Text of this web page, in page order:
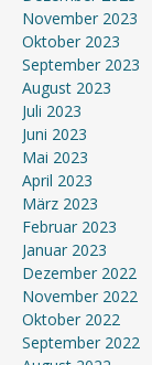
November 2023
Oktober 2023
September 2023
August 2023
Juli 2023
Juni 2023
Mai 2023
April 2023
März 2023
Februar 2023
Januar 2023
Dezember 2022
November 2022
Oktober 2022
September 2022